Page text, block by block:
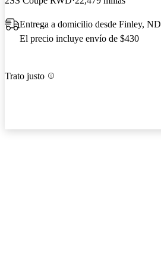
Entrega a domicilio desde Finley, ND
El precio incluye envío de $430
Trato justo